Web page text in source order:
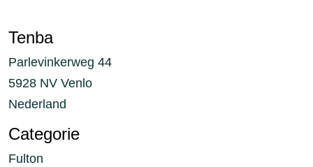
Tenba
Parlevinkerweg 44
5928 NV Venlo
Nederland
Categorie
Fulton